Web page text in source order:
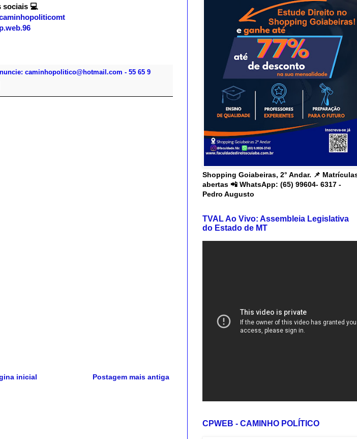
sociais 💻
caminhopolitico@hotmail.com - 55 65 9
Postagem mais antiga
inicial
Shopping Goiabeiras, 2° Andar. 📌
abertas 📲 WhatsApp: (65) 99604- 6317 -
Pedro Augusto
TVAL Ao Vivo: Assembleia Legislativa
do Estado de MT
CPWEB - CAMINHO POLÍTICO